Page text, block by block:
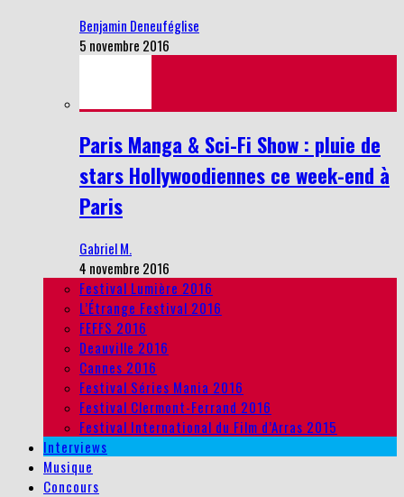
Benjamin Deneuféglise
5 novembre 2016
Paris Manga & Sci-Fi Show : pluie de
stars Hollywoodiennes ce week-end à
Paris
Gabriel M.
4 novembre 2016
Festival Lumière 2016
L’Étrange Festival 2016
FEFFS 2016
Deauville 2016
Cannes 2016
Festival Séries Mania 2016
Festival Clermont-Ferrand 2016
Festival International du Film d’Arras 2015
Interviews
Musique
Concours